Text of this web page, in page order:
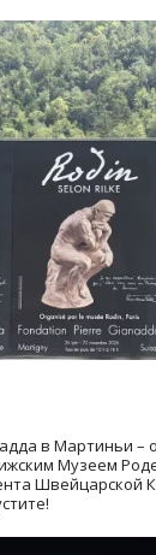
в Мартиньи –
Музеем
Швейцарской